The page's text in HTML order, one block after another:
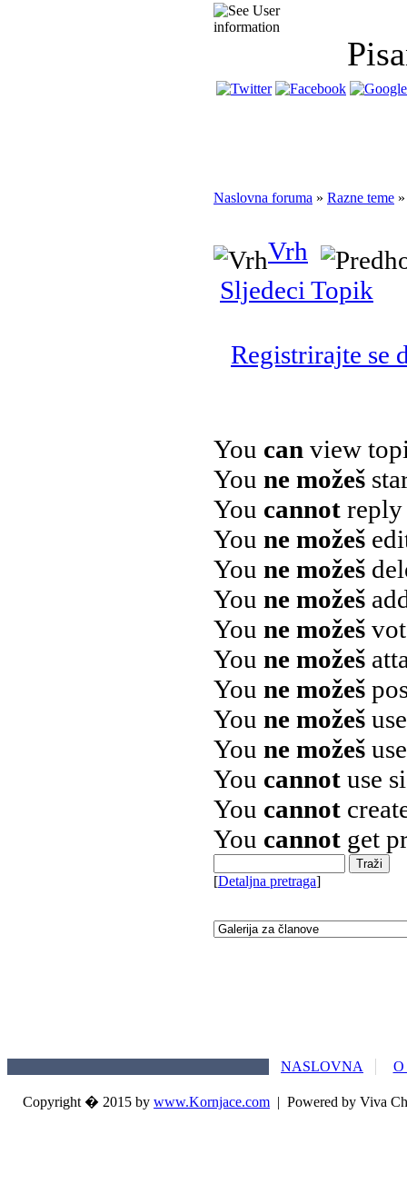
Naslovna foruma » Razne teme »
Vrh
Sljedeci Topik
Registrirajte se
You can view
You ne možeš
You cannot reply
You ne možeš
You ne možeš
You ne možeš
You ne možeš
You ne možeš
You ne možeš
You ne možeš
You ne možeš
You cannot use
You cannot
You cannot get
[Detaljna pretraga]
NASLOVNA
Copyright � 2015 by www.Kornjace.com | Powered by Viva